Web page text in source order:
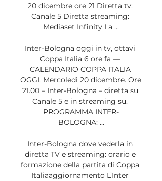
20 dicembre ore 21 Diretta tv:
Canale 5 Diretta streaming:
Mediaset Infinity La ...
Inter-Bologna oggi in tv, ottavi
Coppa Italia 6 ore fa —
CALENDARIO COPPA ITALIA
OGGI. Mercoledì 20 dicembre. Ore
21.00 – Inter-Bologna – diretta su
Canale 5 e in streaming su.
PROGRAMMA INTER-
BOLOGNA: ...
Inter-Bologna dove vederla in
diretta TV e streaming: orario e
formazione della partita di Coppa
Italiaaggiornamento L’Inter